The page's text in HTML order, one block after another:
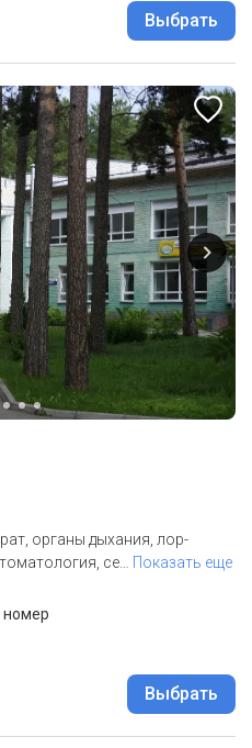
Выбрать
органы дыхания, лор-
се
Показать еще
Выбрать